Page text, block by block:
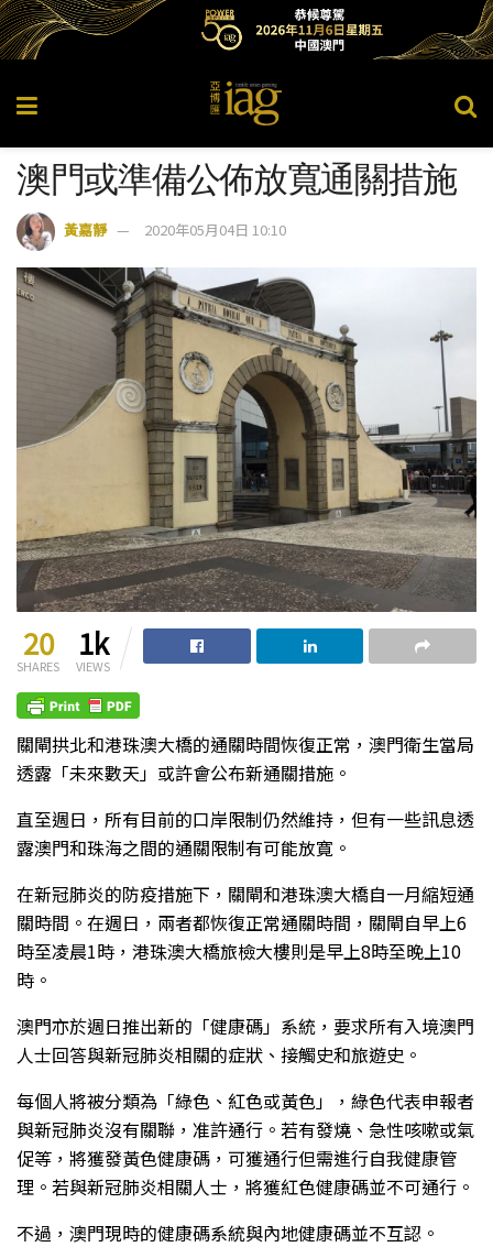
澳門或準備公佈放寬通關措施
黃嘉靜 2020年05月04日 10:10
20
SHARES
1k
VIEWS
關閘拱北和港珠澳大橋的通關時間恢復正常，澳門衛生當局
透露「未來數天」或許會公布新通關措施。
直至週日，所有目前的口岸限制仍然維持，但有一些訊息透
露澳門和珠海之間的通關限制有可能放寛。
在新冠肺炎的防疫措施下，關閘和港珠澳大橋自一月縮短通
關時間。在週日，兩者都恢復正常通關時間，關閘自早上6
時至凌晨1時，港珠澳大橋旅檢大樓則是早上8時至晚上10
時。
澳門亦於週日推出新的「健康碼」系統，要求所有入境澳門
人士回答與新冠肺炎相關的症狀、接觸史和旅遊史。
每個人將被分類為「綠色、紅色或黃色」，綠色代表申報者
與新冠肺炎沒有關聯，准許通行。若有發燒、急性咳嗽或氣
促等，將獲發黃色健康碼，可獲通行但需進行自我健康管
理。若與新冠肺炎相關人士，將獲紅色健康碼並不可通行。
不過，澳門現時的健康碼系統與內地健康碼並不互認。